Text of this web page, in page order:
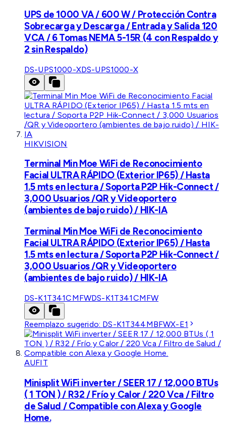
UPS de 1000 VA / 600 W / Protección Contra
Sobrecarga y Descarga / Entrada y Salida 120
VCA / 6 Tomas NEMA 5-15R (4 con Respaldo y
2 sin Respaldo)
DS-UPS1000-XDS-UPS1000-X
HIKVISION
Terminal Min Moe WiFi de Reconocimiento
Facial ULTRA RÁPIDO (Exterior IP65) / Hasta
1.5 mts en lectura / Soporta P2P Hik-Connect /
3,000 Usuarios /QR y Videoportero
(ambientes de bajo ruido) / HIK-IA
Terminal Min Moe WiFi de Reconocimiento
Facial ULTRA RÁPIDO (Exterior IP65) / Hasta
1.5 mts en lectura / Soporta P2P Hik-Connect /
3,000 Usuarios /QR y Videoportero
(ambientes de bajo ruido) / HIK-IA
DS-K1T341CMFWDS-K1T341CMFW
Reemplazo sugerido: DS-K1T344MBFWX-E1
AUFIT
Minisplit WiFi inverter / SEER 17 / 12,000 BTUs
( 1 TON ) / R32 / Frío y Calor / 220 Vca / Filtro
de Salud / Compatible con Alexa y Google
Home.